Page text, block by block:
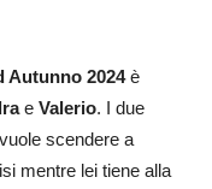
Autunno 2024è
e Valerio. I due
scendere a
mentre lei tiene alla